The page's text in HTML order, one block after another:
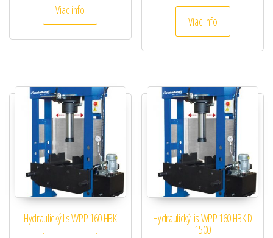
Viac info
Viac info
Hydraulický lis WPP 160 HBK Hydraulický lis WPP 160 HBK D
1500